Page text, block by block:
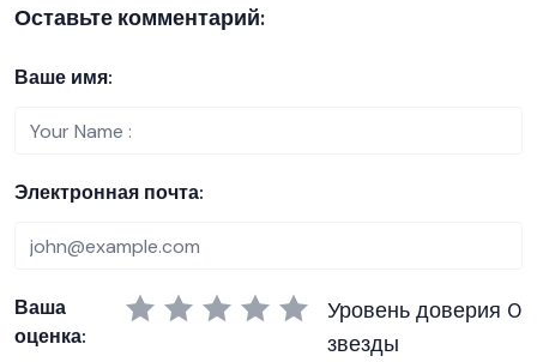
Оставьте комментарий:
Ваше имя:
Электронная почта:
Ваша
оценка:
Уровень доверия 0
звезды